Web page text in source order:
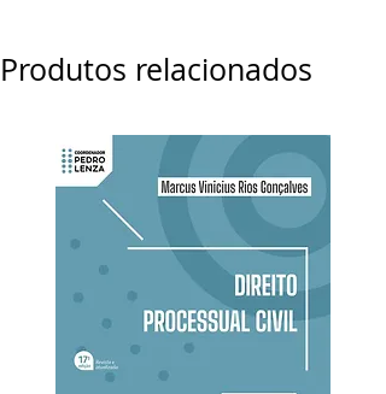
Produtos relacionados